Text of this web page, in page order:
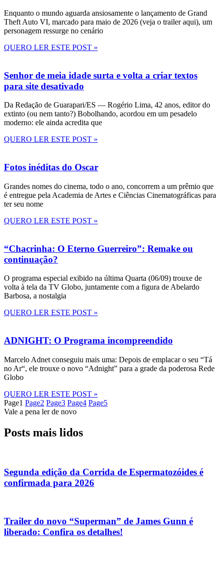
Enquanto o mundo aguarda ansiosamente o lançamento de Grand
Theft Auto VI, marcado para maio de 2026 (veja o trailer aqui), um
personagem ressurge no cenário
QUERO LER ESTE POST »
Senhor de meia idade surta e volta a criar textos
para site desativado
Da Redação de Guarapari/ES — Rogério Lima, 42 anos, editor do
extinto (ou nem tanto?) Bobolhando, acordou em um pesadelo
moderno: ele ainda acredita que
QUERO LER ESTE POST »
Fotos inéditas do Oscar
Grandes nomes do cinema, todo o ano, concorrem a um prêmio que
é entregue pela Academia de Artes e Ciências Cinematográficas para
ter seu nome
QUERO LER ESTE POST »
“Chacrinha: O Eterno Guerreiro”: Remake ou
continuação?
O programa especial exibido na última Quarta (06/09) trouxe de
volta à tela da TV Globo, juntamente com a figura de Abelardo
Barbosa, a nostalgia
QUERO LER ESTE POST »
ADNIGHT: O Programa incompreendido
Marcelo Adnet conseguiu mais uma: Depois de emplacar o seu “Tá
no Ar“, ele trouxe o novo “Adnight” para a grade da poderosa Rede
Globo
QUERO LER ESTE POST »
Page1 Page2 Page3 Page4 Page5
Vale a pena ler de novo
Posts mais lidos
Segunda edição da Corrida de Espermatozóides é
confirmada para 2026
Trailer do novo “Superman” de James Gunn é
liberado: Confira os detalhes!